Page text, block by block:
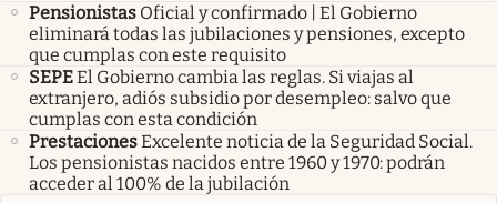
Pensionistas Oficial y confirmado | El Gobierno
eliminará todas las jubilaciones y pensiones, excepto
que cumplas con este requisito
SEPEEl Gobierno cambia las reglas. Si viajas al
extranjero, adiós subsidio por desempleo: salvo que
cumplas con esta condición
PrestacionesExcelente noticia de la Seguridad Social.
Los pensionistas nacidos entre 1960 y 1970: podrán
acceder al 100% de la jubilación